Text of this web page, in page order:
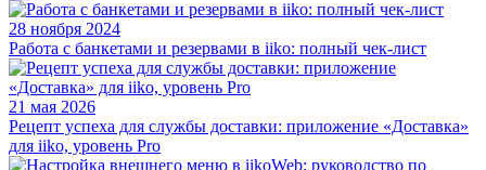
28 ноября 2024
Работа с банкетами и резервами в iiko: полный чек-лист
21 мая 2026
Рецепт успеха для службы доставки: приложение «Доставка»
для iiko, уровень Pro